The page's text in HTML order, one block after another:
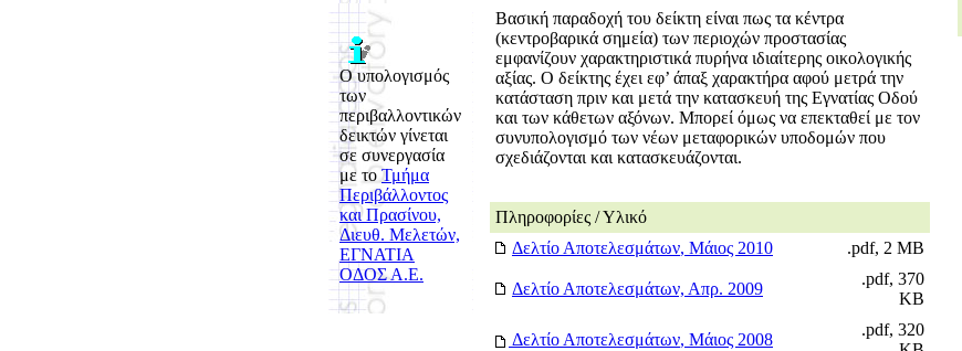
Ο υπολογισμός
των
περιβαλλοντικών
δεικτών γίνεται
σε συνεργασία
με το Τμήμα
Περιβάλλοντος
και Πρασίνου,
Διευθ. Μελετών,
ΕΓΝΑΤΙΑ
ΟΔΟΣ Α.Ε.
Βασική παραδοχή του δείκτη είναι πως τα κέντρα
(κεντροβαρικά σημεία) των περιοχών προστασίας
εμφανίζουν χαρακτηριστικά πυρήνα ιδιαίτερης οικολογικής
αξίας. Ο δείκτης έχει εφ’ άπαξ χαρακτήρα αφού μετρά την
κατάσταση πριν και μετά την κατασκευή της Εγνατίας Οδού
και των κάθετων αξόνων. Μπορεί όμως να επεκταθεί με τον
συνυπολογισμό των νέων μεταφορικών υποδομών που
σχεδιάζονται και κατασκευάζονται.
Πληροφορίες / Υλικό
Δελτίο Αποτελεσμάτων, Μάιος 2010 .pdf, 2 ΜΒ
Δελτίο Αποτελεσμάτων, Απρ. 2009
.pdf, 370
ΚΒ
Δελτίο Αποτελεσμάτων, Μάιος 2008
.pdf, 320